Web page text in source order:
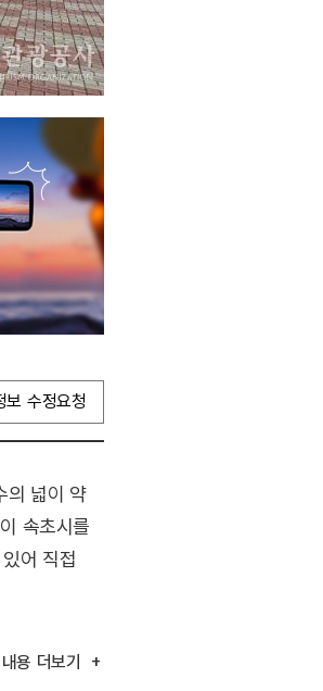
보 수정요청
의 넓이 약
속초시를
어 직접
맛볼 수
내용 더보기